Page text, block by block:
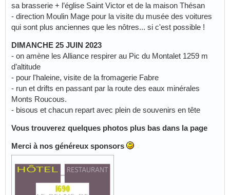
sa brasserie + l’église Saint Victor et de la maison Thésan
- direction Moulin Mage pour la visite du musée des voitures
qui sont plus anciennes que les nôtres... si c'est possible !
DIMANCHE 25 JUIN 2023
- on amène les Alliance respirer au Pic du Montalet 1259 m
d’altitude
- pour l'haleine, visite de la fromagerie Fabre
- run et drifts en passant par la route des eaux minérales
Monts Roucous.
- bisous et chacun repart avec plein de souvenirs en tête
Vous trouverez quelques photos plus bas dans la page
Merci à nos généreux sponsors